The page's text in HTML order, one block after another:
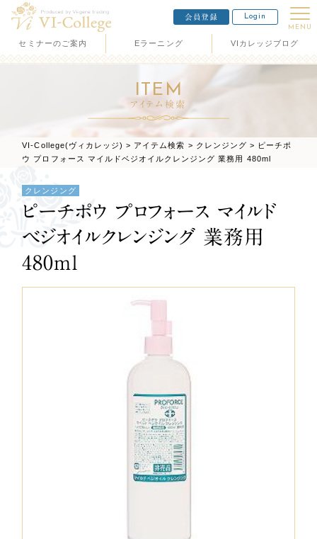
会員登録 Login
MENU
セミナーのご案内 Eラーニング VIカレッジブログ
ITEM
アイテム検索
VI-College(ヴィカレッジ) > アイテム検索 > クレンジング > ピーチポ
ウ プロフォース マイルドベジオイルクレンジング 業務用 480ml
クレンジング
ピーチポウ プロフォース マイルド
ベジオイルクレンジング 業務用
480ml